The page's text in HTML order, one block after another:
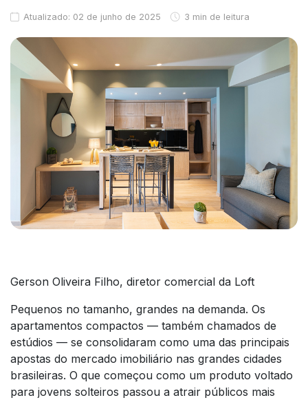
Atualizado: 02 de junho de 2025 3 min de leitura
Gerson Oliveira Filho, diretor comercial da Loft
Pequenos no tamanho, grandes na demanda. Os
apartamentos compactos — também chamados de
estúdios — se consolidaram como uma das principais
apostas do mercado imobiliário nas grandes cidades
brasileiras. O que começou como um produto voltado
para jovens solteiros passou a atrair públicos mais